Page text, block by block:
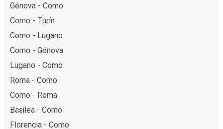
Génova - Como
Como - Turín
Como - Lugano
Como - Génova
Lugano - Como
Roma - Como
Como - Roma
Basilea - Como
Florencia - Como